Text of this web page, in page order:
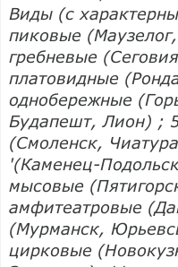
Виды (с
пиковые
гребневые
платовидные
однобережные
Будапешт, Лион) ;
(Смоленск,
'(Каменец-
мысовые
амфитеатровые
(Мурманск,
цирковые